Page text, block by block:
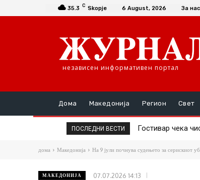
35.3 C Skopje 6 August, 2026 За нас
независен информативен портал
Дома Македонија Регион Свет
ПОСЛЕДНИ ВЕСТИ Гостивар чека
Возач на „фиат“
дома Македонија На 9 јули почнува судењето за серискиот
МАКЕДОНИЈА 07.07.2026 14:13